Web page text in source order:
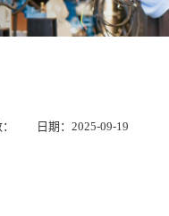
日期：2025-09-19